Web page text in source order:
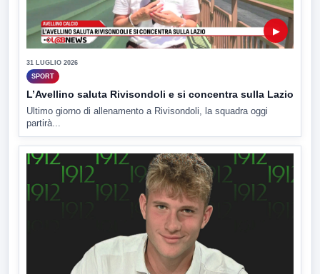
▶
31 LUGLIO 2026
SPORT
L’Avellino saluta Rivisondoli e si concentra sulla Lazio
Ultimo giorno di allenamento a Rivisondoli, la squadra oggi
partirà...